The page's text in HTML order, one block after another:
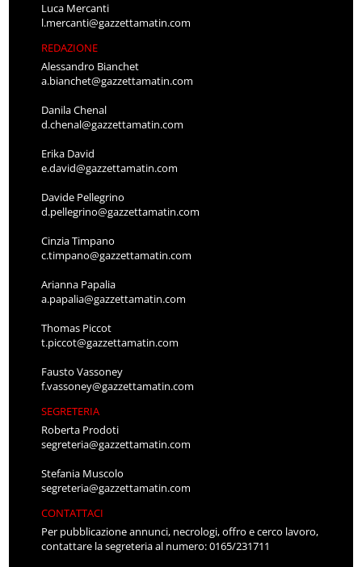
Luca Mercanti
l.mercanti@gazzettamatin.com
REDAZIONE
Alessandro Bianchet
a.bianchet@gazzettamatin.com
Danila Chenal
d.chenal@gazzettamatin.com
Erika David
e.david@gazzettamatin.com
Davide Pellegrino
d.pellegrino@gazzettamatin.com
Cinzia Timpano
c.timpano@gazzettamatin.com
Arianna Papalia
a.papalia@gazzettamatin.com
Thomas Piccot
t.piccot@gazzettamatin.com
Fausto Vassoney
f.vassoney@gazzettamatin.com
SEGRETERIA
Roberta Prodoti
segreteria@gazzettamatin.com
Stefania Muscolo
segreteria@gazzettamatin.com
CONTATTACI
Per pubblicazione annunci, necrologi, offro e cerco lavoro,
contattare la segreteria al numero: 0165/231711